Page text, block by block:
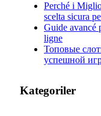
Perché i
scelta sicura
Guide avancé
ligne
Топовые
успешной
Kategoriler